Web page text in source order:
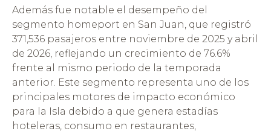
Además fue notable el desempeño del
segmento homeport en San Juan, que registró
371,536 pasajeros entre noviembre de 2025 y abril
de 2026, reflejando un crecimiento de 76.6%
frente al mismo periodo de la temporada
anterior. Este segmento representa uno de los
principales motores de impacto económico
para la Isla debido a que genera estadías
hoteleras, consumo en restaurantes,